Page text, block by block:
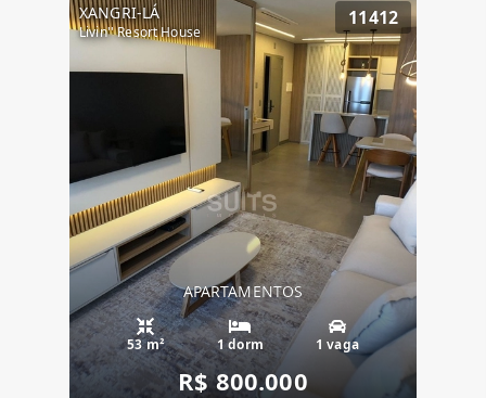
XANGRI-LÁ
Livin'' Resort House
11412
APARTAMENTOS
53 m² 1 dorm 1 vaga
R$ 800.000